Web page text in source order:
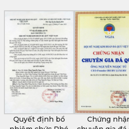
Quyết định bổ
Chứng